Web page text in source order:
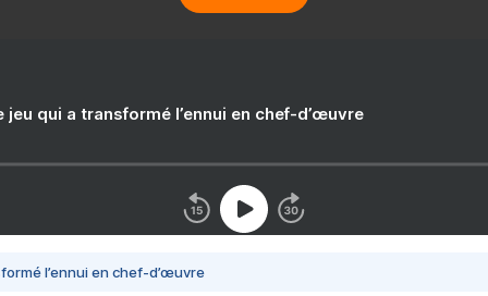
jeu qui a transformé l’ennui en chef-d’œuvre
l’ennui en chef-d’œuvre